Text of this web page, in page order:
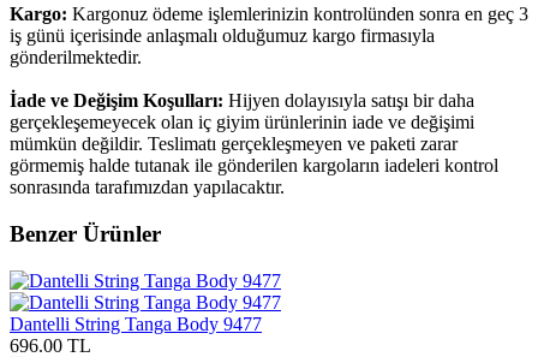
Kargo: Kargonuz ödeme işlemlerinizin kontrolünden sonra en geç 3
iş günü içerisinde anlaşmalı olduğumuz kargo firmasıyla
gönderilmektedir.
İade ve Değişim Koşulları: Hijyen dolayısıyla satışı bir daha
gerçekleşemeyecek olan iç giyim ürünlerinin iade ve değişimi
mümkün değildir. Teslimatı gerçekleşmeyen ve paketi zarar
görmemiş halde tutanak ile gönderilen kargoların iadeleri kontrol
sonrasında tarafımızdan yapılacaktır.
Benzer Ürünler
Dantelli String Tanga Body 9477
696.00 TL